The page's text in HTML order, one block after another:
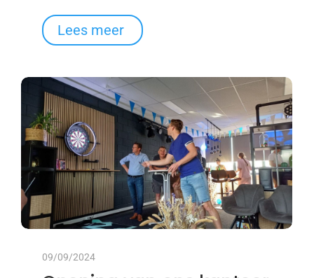
Lees meer
09/09/2024